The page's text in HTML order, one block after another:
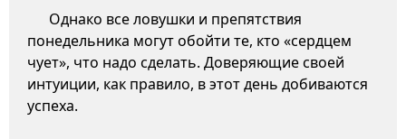
Однако все ловушки и препятствия
понедельника могут обойти те, кто «сердцем
чует», что надо сделать. Доверяющие своей
интуиции, как правило, в этот день добиваются
успеха.